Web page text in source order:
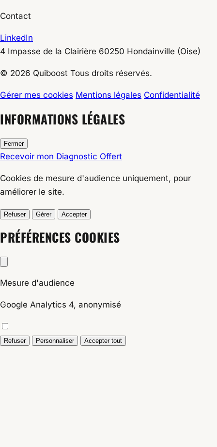
Contact
LinkedIn
4 Impasse de la Clairière 60250 Hondainville (Oise)
© 2026 Quiboost Tous droits réservés.
Gérer mes cookies Mentions légales Confidentialité
INFORMATIONS LÉGALES
Fermer
Recevoir mon Diagnostic Offert
Cookies de mesure d'audience uniquement, pour
améliorer le site.
Refuser Gérer Accepter
PRÉFÉRENCES COOKIES
Mesure d'audience
Google Analytics 4, anonymisé
Refuser Personnaliser Accepter tout